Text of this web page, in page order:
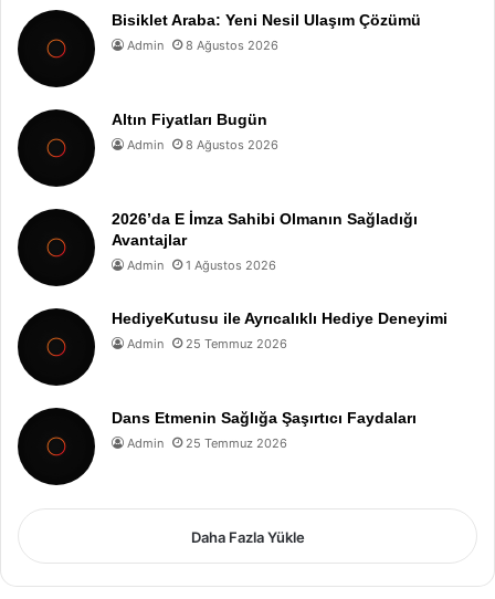
Bisiklet Araba: Yeni Nesil Ulaşım Çözümü
Admin 8 Ağustos 2026
Altın Fiyatları Bugün
Admin 8 Ağustos 2026
2026’da E İmza Sahibi Olmanın Sağladığı
Avantajlar
Admin 1 Ağustos 2026
HediyeKutusu ile Ayrıcalıklı Hediye Deneyimi
Admin 25 Temmuz 2026
Dans Etmenin Sağlığa Şaşırtıcı Faydaları
Admin 25 Temmuz 2026
Daha Fazla Yükle